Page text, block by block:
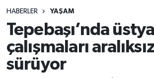
HABERLER YAŞAM
Tepebaşı’nda
çalışmaları
sürüyor
SPOR
YAŞAM
Son Dakika Haberleri
Haber Arşivi